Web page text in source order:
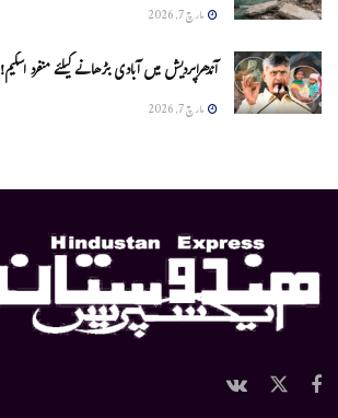
مارچ 7, 2026
آندھراپردیش میں آبادی بڑھانے کیلئے منفرد اسکیم!
مارچ 7, 2026